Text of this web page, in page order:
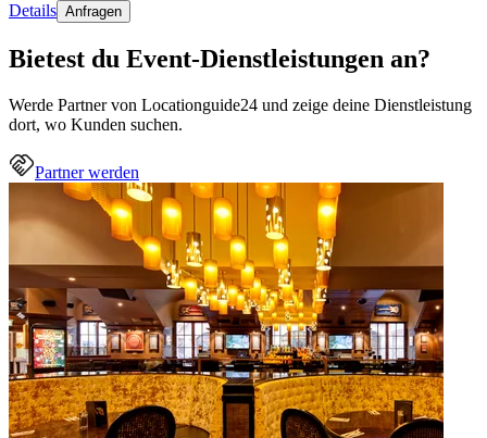
Details Anfragen
Bietest du Event-Dienstleistungen an?
Werde Partner von Locationguide24 und zeige deine Dienstleistung
dort, wo Kunden suchen.
Partner werden